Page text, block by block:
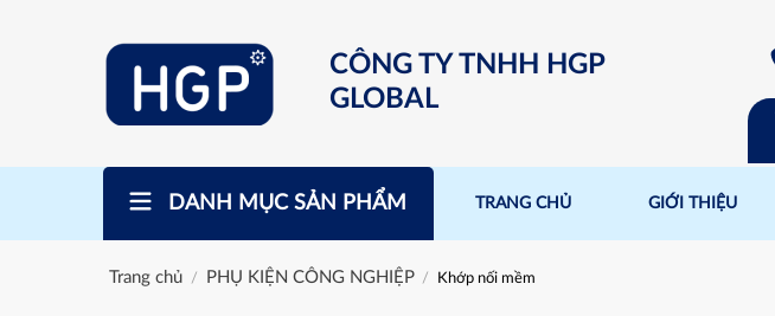
CÔNG TY TNHH HGP
GLOBAL
DANH MỤC SẢN PHẨM TRANG CHỦ GIỚI THIỆU
Trang chủ / PHỤ KIỆN CÔNG NGHIỆP / Khớp nối mềm